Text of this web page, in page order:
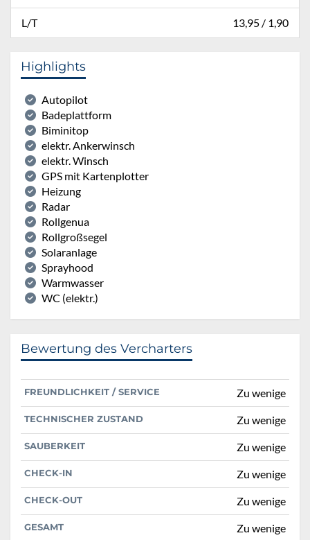
L/T 13,95 / 1,90
Highlights
Autopilot
Badeplattform
Biminitop
elektr. Ankerwinsch
elektr. Winsch
GPS mit Kartenplotter
Heizung
Radar
Rollgenua
Rollgroßsegel
Solaranlage
Sprayhood
Warmwasser
WC (elektr.)
Bewertung des Vercharters
FREUNDLICHKEIT / SERVICE Zu wenige
TECHNISCHER ZUSTAND Zu wenige
SAUBERKEIT Zu wenige
CHECK-IN Zu wenige
CHECK-OUT Zu wenige
GESAMT
Zu wenige